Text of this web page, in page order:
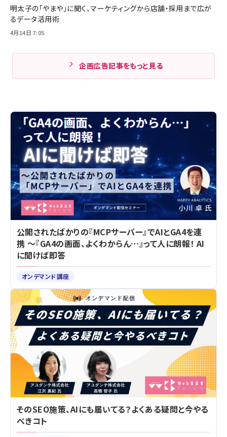
明太子の「やまや」に聞く、マーケティングから店舗・採用まで広が
るデータ活用術
4月14日 7:05
企画広告記事をもっと見る
公開されたばかりの『MCPサーバー』でAIとGA4を連
携 ～『GA4の画面、よくわからん…』って人に朗報！ AI
に聞けば即答
オンデマンド講座
そのSEO施策、AIにも届いてる？よくある疑問と今やる
べきコト